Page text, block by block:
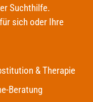
Suchthilfe.
sich oder Ihre
& Therapie
Beratung